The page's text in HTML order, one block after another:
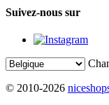
Suivez-nous sur
© 2010-2026